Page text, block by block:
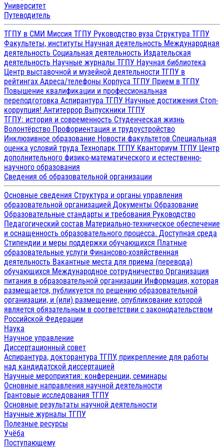
Университет
Путеводитель
ТГПУ в СМИ Миссия ТГПУ Руководство вуза Структура ТГПУ
Факультеты, институты Научная деятельность Международная
деятельность Социальная деятельность Издательская
деятельность Научные журналы ТГПУ Научная библиотека
Центр выставочной и музейной деятельности ТГПУ в
рейтингах Адреса/телефоны Корпуса ТГПУ Прием в ТГПУ
Повышение квалификации и профессиональная
переподготовка Аспирантура ТГПУ Научные достижения Стоп-
коррупция! Антитеррор Выпускники ТГПУ
ТГПУ: история и современность Студенческая жизнь
Волонтёрство Профориентация и трудоустройство
Инклюзивное образование Новости факультетов Специальная
оценка условий труда Технопарк ТГПУ Кванториум ТГПУ Центр
дополнительного физико-математического и естественно-
научного образования
Сведения об образовательной организации
Основные сведения Структура и органы управления
образовательной организацией Документы Образование
Образовательные стандарты и требования Руководство
Педагогический состав Материально-техническое обеспечение
и оснащенность образовательного процесса. Доступная среда
Стипендии и меры поддержки обучающихся Платные
образовательные услуги Финансово-хозяйственная
деятельность Вакантные места для приема (перевода)
обучающихся Международное сотрудничество Организация
питания в образовательной организации Информация, которая
размещается, публикуется по решению образовательной
организации, и (или) размещение, опубликование которой
является обязательным в соответствии с законодательством
Российской Федерации
Наука
Научное управление
Диссертационный совет
Аспирантура, докторантура ТГПУ, прикрепление для работы
над кандидатской диссертацией
Научные мероприятия: конференции, семинары
Основные направления научной деятельности
Грантовые исследования ТГПУ
Основные результаты научной деятельности
Научные журналы ТГПУ
Полезные ресурсы
Учёба
Поступающему